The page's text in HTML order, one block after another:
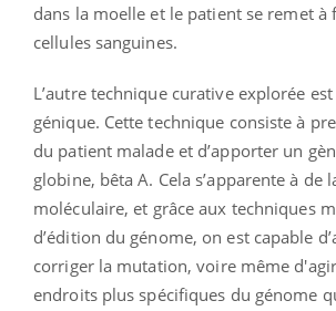
dans la moelle et le patient se remet à
cellules sanguines.
L’autre technique curative explorée
génique. Cette technique consiste à
du patient malade et d’apporter un
globine, bêta A. Cela s’apparente à de
moléculaire, et grâce aux techniques
d’édition du génome, on est capable
corriger la mutation, voire même
endroits plus spécifiques du génome